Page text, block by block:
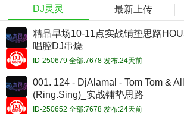
DJ灵灵 最新上传
精品早场10-11点实战铺垫思路
唱腔DJ串烧
ID-250679 全部:7678 发布:24天前
001. 124 - DjAlamal - Tom Tom &
(Ring.Sing)_实战铺垫思路
ID-250652 全部:7678 发布:24天前